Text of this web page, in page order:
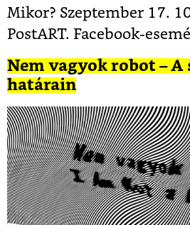
Mikor? Szeptember 17.
PostART. Facebook-
Nem vagyok robot –
határain